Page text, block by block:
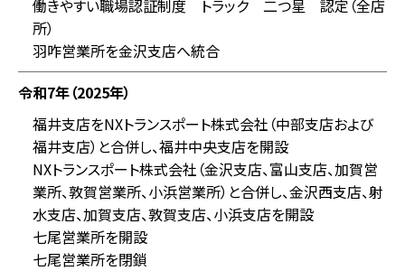
働きやすい職場認証制度 トラック 二つ星 認定（全店
所）
羽咋営業所を金沢支店へ統合
令和7年（2025年）
福井支店をNXトランスポート株式会社（中部支店および
福井支店）と合併し、福井中央支店を開設
NXトランスポート株式会社（金沢支店、富山支店、加賀営
業所、敦賀営業所、小浜営業所）と合併し、金沢西支店、射
水支店、加賀支店、敦賀支店、小浜支店を開設
七尾営業所を開設
七尾営業所を閉鎖